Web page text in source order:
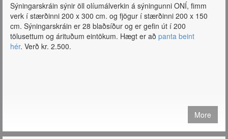
Sýningarskráin sýnir öll olíumálverkin á sýningunni ONÍ, fimm
verk í stærðinni 200 x 300 cm. og fjögur í stærðinni 200 x 150
cm. Sýningarskráin er 28 blaðsíður og er gefin út í 200
tölusettum og árituðum eintökum. Hægt er að panta beint
hér. Verð kr. 2.500.
More